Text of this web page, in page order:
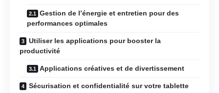
Gestion de l’énergie et entretien pour des
performances optimales
Utiliser les applications pour booster la
productivité
Applications créatives et de divertissement
Sécurisation et confidentialité sur votre tablette